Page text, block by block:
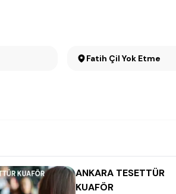
Fatih Çil Yok Etme
ANKARA TESETTÜR
KUAFÖR